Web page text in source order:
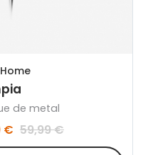
de metal
€ 59,99 €